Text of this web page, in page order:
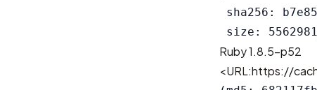
sha256:
Ruby 1.8.5-p52
<URL:https://